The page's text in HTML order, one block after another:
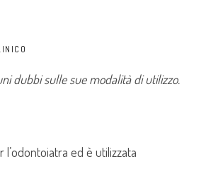
dubbi sulle sue modalità di utilizzo.
l’odontoiatra ed è utilizzata